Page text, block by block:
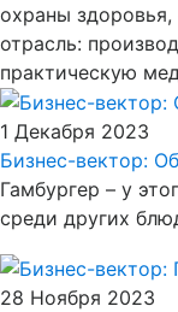
охраны
отрасль:
практическую
1 Декабря 2023
Бизнес-вектор:
Гамбургер – у
среди других
28 Ноября 2023